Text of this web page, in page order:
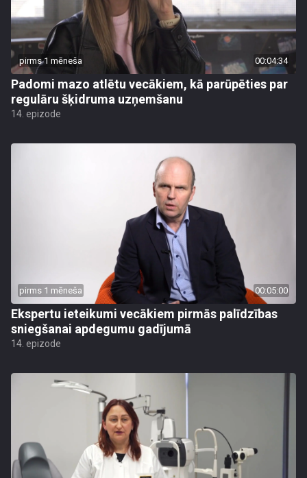
pirms 1 mēneša 00:04:34
Padomi mazo atlētu vecākiem, kā parūpēties par
regulāru šķidruma uzņemšanu
14. epizode
pirms 1 mēneša 00:05:00
Ekspertu ieteikumi vecākiem pirmās palīdzības
sniegšanai apdegumu gadījumā
14. epizode